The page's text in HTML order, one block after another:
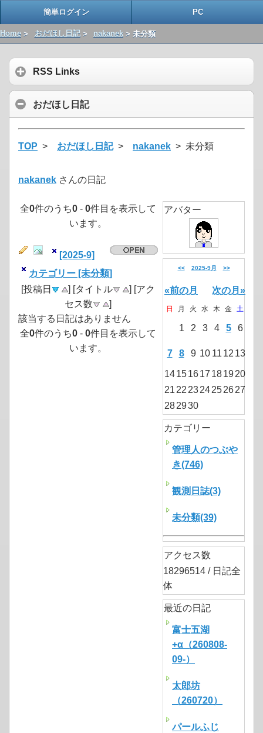
簡単ログイン PC
Home > おだほし日記> nakanek > 未分類
RSS Links
おだほし日記
TOP > おだほし日記> nakanek > 未分類
nakanek さんの日記
全0件のうち0 - 0件目を表示して
います。
[2025-9]
カテゴリー [未分類]
[投稿日
] [タイトル
] [アク
セス数
]
該当する日記はありません
全0件のうち0 - 0件目を表示して
います。
アバター
<< 2025-9月 >>
«前の月 次の月»
日 月 火 水 木 金 土
1 2 3 4 5 6
7 8 9 10 11 12 13
14151617 181920
21 22 2324252627
282930
カテゴリー
管理人のつぶや
き(746)
観測日誌(3)
未分類(39)
アクセス数
18296514 / 日記全
体
最近の日記
富士五湖
+α（260808-
09-）
太郎坊
（260720）
パールふじ